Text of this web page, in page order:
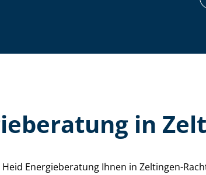
in
Energieberatung Ihnen in Zeltingen-